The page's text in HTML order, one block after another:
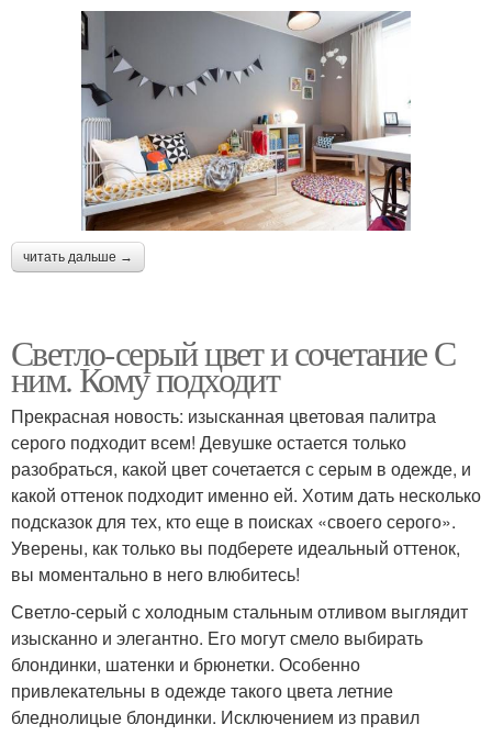
читать дальше →
Светло-серый цвет и сочетание С
ним. Кому подходит
Прекрасная новость: изысканная цветовая палитра
серого подходит всем! Девушке остается только
разобраться, какой цвет сочетается с серым в одежде, и
какой оттенок подходит именно ей. Хотим дать несколько
подсказок для тех, кто еще в поисках «своего серого».
Уверены, как только вы подберете идеальный оттенок,
вы моментально в него влюбитесь!
Светло-серый с холодным стальным отливом выглядит
изысканно и элегантно. Его могут смело выбирать
блондинки, шатенки и брюнетки. Особенно
привлекательны в одежде такого цвета летние
бледнолицые блондинки. Исключением из правил